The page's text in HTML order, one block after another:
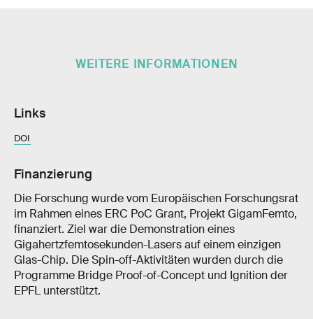
WEITERE INFORMATIONEN
Links
DOI
Finanzierung
Die Forschung wurde vom Europäischen Forschungsrat
im Rahmen eines ERC PoC Grant, Projekt GigamFemto,
finanziert. Ziel war die Demonstration eines
Gigahertzfemtosekunden-Lasers auf einem einzigen
Glas-Chip. Die Spin-off-Aktivitäten wurden durch die
Programme Bridge Proof-of-Concept und Ignition der
EPFL unterstützt.